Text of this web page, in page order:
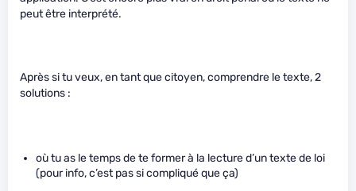
peut être interprété.
Après si tu veux, en tant que citoyen, comprendre le texte, 2
solutions :
où tu as le temps de te former à la lecture d’un texte de loi
(pour info, c’est pas si compliqué que ça)